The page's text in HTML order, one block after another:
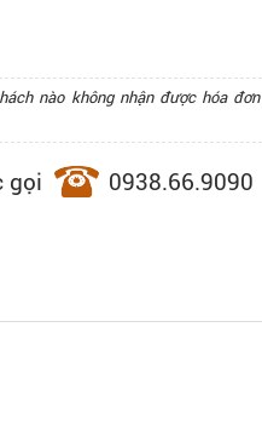
nào không nhận được hóa
gọi 0938.66.9090